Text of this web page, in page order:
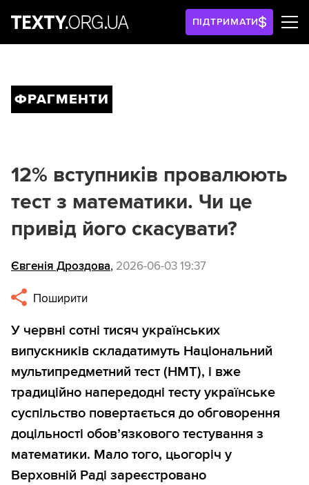
ПІДТРИМАТИ
ФРАГМЕНТИ
12% вступників провалюють
тест з математики. Чи це
привід його скасувати?
Євгенія Дроздова, 2026-06-03 19:37
Поширити
У червні сотні тисяч українських
випускників складатимуть Національний
мультипредметний тест (НМТ), і вже
традиційно напередодні тесту українське
суспільство повертається до обговорення
доцільності обовʼязкового тестування з
математики. Мало того, цьогоріч у
Верховній Раді зареєстровано